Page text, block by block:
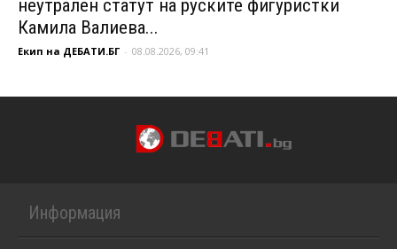
неутрален статут на руските фигуристки
Камила Валиева...
Екип на ДЕБАТИ.БГ - 08.08.2026, 09:41
Информация